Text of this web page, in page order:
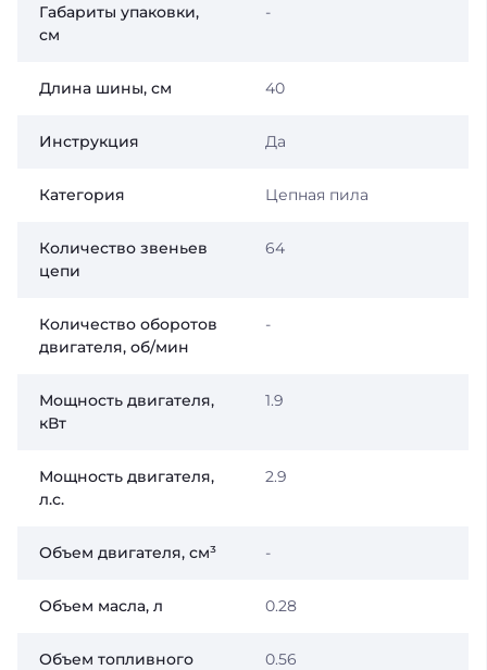
Габариты упаковки,
см
-
Длина шины, см 40
Инструкция Да
Категория Цепная пила
Количество звеньев
цепи
64
Количество оборотов
двигателя, об/мин
-
Мощность двигателя,
кВт
1.9
Мощность двигателя,
л.с.
2.9
Объем двигателя, см³ -
Объем масла, л 0.28
Объем топливного
0.56